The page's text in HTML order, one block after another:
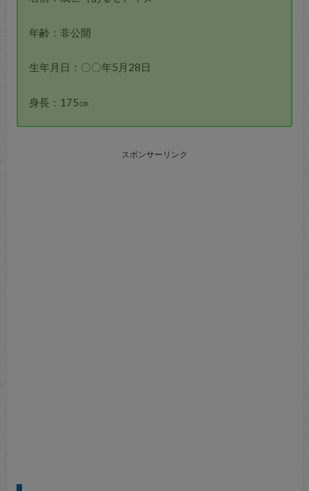
年齢：非公開
生年月日：〇〇年5月28日
身長：175㎝
スポンサーリンク